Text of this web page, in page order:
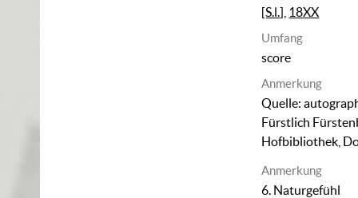
[S.l.] 18XX
Umfang
score
Anmerkung
Quelle:
Fürstlich
Hofbibliothek,
Anmerkung
6. Naturgefühl